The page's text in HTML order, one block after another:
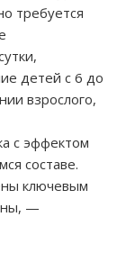
требуется
детей с 6 до
взрослого,
с эффектом
составе.
ключевым
—